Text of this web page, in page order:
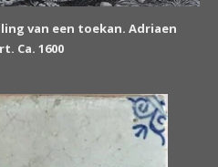
van een toekan. Adriaen
Ca. 1600